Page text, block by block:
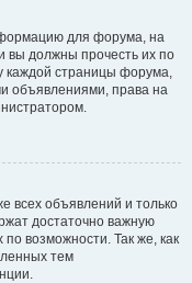
для форума, на
вы должны прочесть их по
каждой страницы форума,
объявлениями, права на
всех объявлений и только
достаточно важную
возможности. Так же, как
тем